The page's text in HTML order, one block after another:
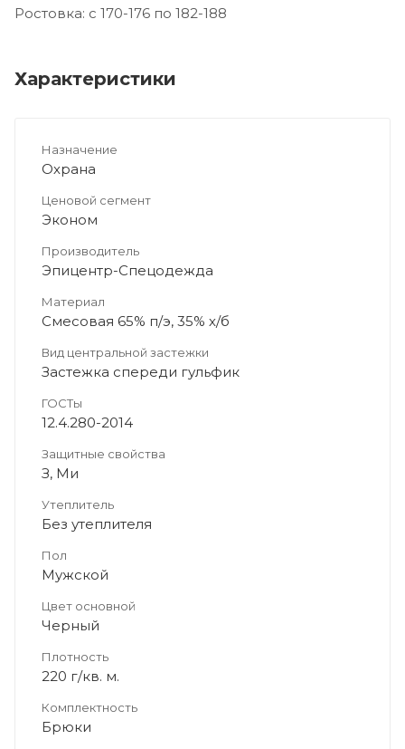
Ростовка: с 170-176 по 182-188
Характеристики
Назначение
Охрана
Ценовой сегмент
Эконом
Производитель
Эпицентр-Спецодежда
Материал
Смесовая 65% п/э, 35% х/б
Вид центральной застежки
Застежка спереди гульфик
ГОСТы
12.4.280-2014
Защитные свойства
З, Ми
Утеплитель
Без утеплителя
Пол
Мужской
Цвет основной
Черный
Плотность
220 г/кв. м.
Комплектность
Брюки